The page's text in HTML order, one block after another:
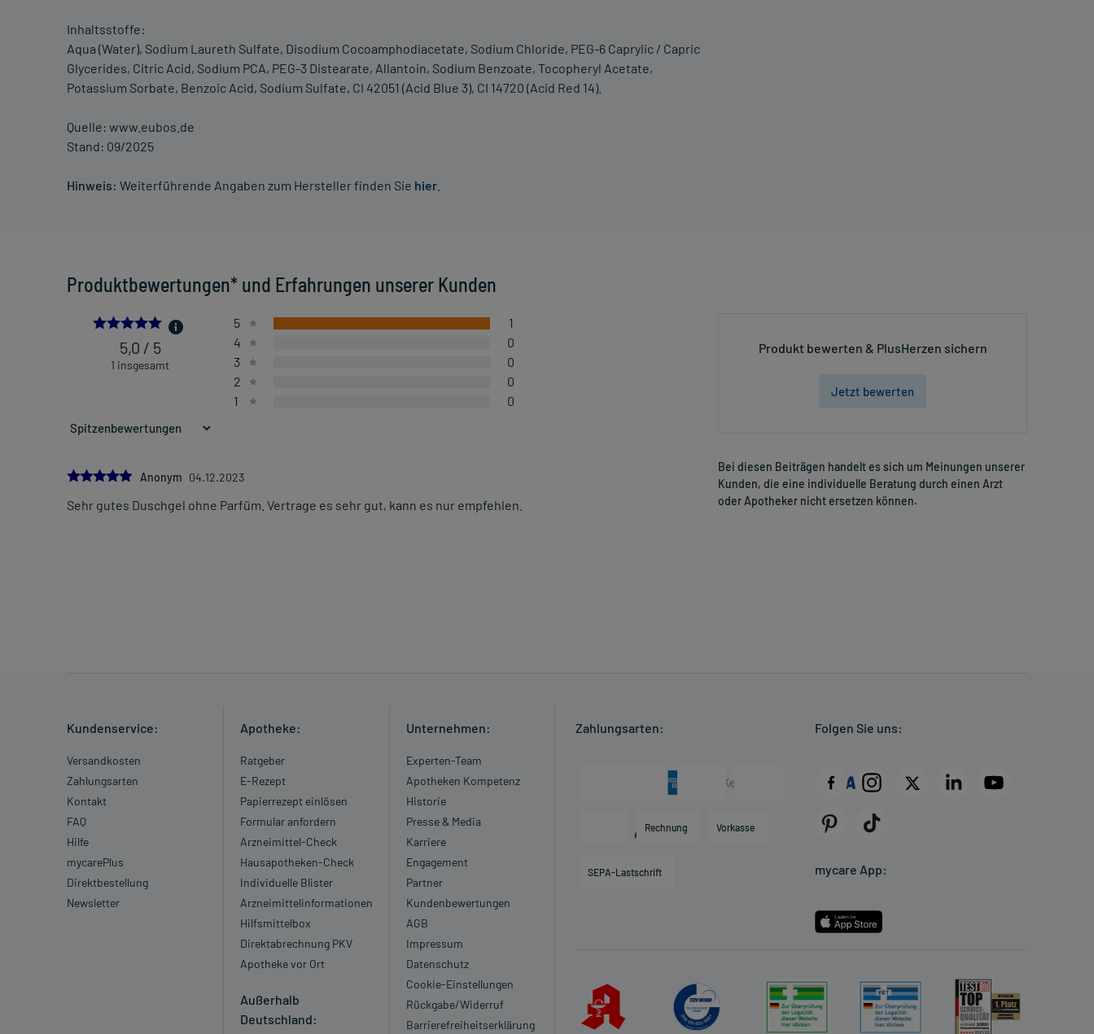
Inhaltsstoffe:
Aqua (Water), Sodium Laureth Sulfate, Disodium Cocoamphodiacetate, Sodium Chloride, PEG-6 Caprylic / Capric
Glycerides, Citric Acid, Sodium PCA, PEG-3 Distearate, Allantoin, Sodium Benzoate, Tocopheryl Acetate,
Potassium Sorbate, Benzoic Acid, Sodium Sulfate, CI 42051 (Acid Blue 3), CI 14720 (Acid Red 14).
Quelle: www.eubos.de
Stand: 09/2025
Hinweis: Weiterführende Angaben zum Hersteller finden Sie hier
Produktbewertungen* und Erfahrungen unserer Kunden
5.0
5,0 / 5
1 insgesamt
5
1
4
0
3
0
2
0
1
0
5.0
Anonym 04.12.2023
Sehr gutes Duschgel ohne Parfüm. Vertrage es sehr gut, kann es nur empfehlen.
Produkt bewerten & PlusHerzen sichern
Jetzt bewerten
Bei diesen Beiträgen handelt es sich um Meinungen unserer
Kunden, die eine individuelle Beratung durch einen Arzt
oder Apotheker nicht ersetzen können.
Kundenservice:
Versandkosten
Zahlungsarten
Kontakt
FAQ
Hilfe
mycarePlus
Direktbestellung
Newsletter
Apotheke:
Ratgeber
E-Rezept
Papierrezept einlösen
Formular anfordern
Arzneimittel-Check
Hausapotheken-Check
Individuelle Blister
Arzneimittelinformationen
Hilfsmittelbox
Direktabrechnung PKV
Apotheke vor Ort
Außerhalb
Deutschland:
Unternehmen:
Experten-Team
Apotheken Kompetenz
Historie
Presse & Media
Karriere
Engagement
Partner
Kundenbewertungen
AGB
Impressum
Datenschutz
Cookie-Einstellungen
Rückgabe/Widerruf
Barrierefreiheitserklärung
Zahlungsarten:
Rechnung Vorkasse
SEPA-Lastschrift
Folgen Sie uns:
mycare App: